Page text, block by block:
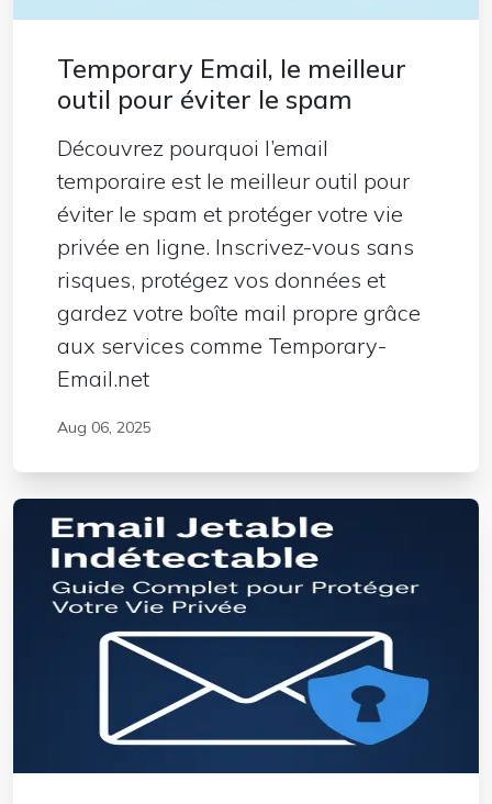
Temporary Email, le meilleur
outil pour éviter le spam
Découvrez pourquoi l’email
temporaire est le meilleur outil pour
éviter le spam et protéger votre vie
privée en ligne. Inscrivez-vous sans
risques, protégez vos données et
gardez votre boîte mail propre grâce
aux services comme Temporary-
Email.net
Aug 06, 2025